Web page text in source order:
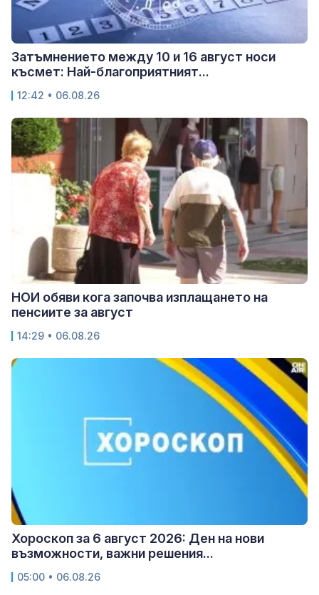
Затъмнението между 10 и 16 август носи
късмет: Най-благоприятният...
12:42 • 06.08.26
НОИ обяви кога започва изплащането на
пенсиите за август
14:29 • 06.08.26
Хороскоп за 6 август 2026: Ден на нови
възможности, важни решения...
05:00 • 06.08.26